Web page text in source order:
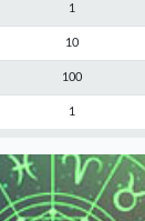
1
10
100
1